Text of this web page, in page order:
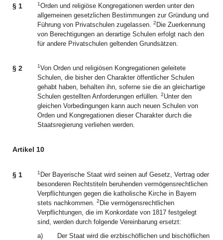
§ 1 1Orden und religiöse Kongregationen werden unter den
allgemeinen gesetzlichen Bestimmungen zur Gründung und
Führung von Privatschulen zugelassen. 2 Die Zuerkennung
von Berechtigungen an derartige Schulen erfolgt nach den
für andere Privatschulen geltenden Grundsätzen.
§ 2 1Von Orden und religiösen Kongregationen geleitete
Schulen, die bisher den Charakter öffentlicher Schulen
gehabt haben, behalten ihn, soferne sie die an gleichartige
Schulen gestellten Anforderungen erfüllen. 2Unter den
gleichen Vorbedingungen kann auch neuen Schulen von
Orden und Kongregationen dieser Charakter durch die
Staatsregierung verliehen werden.
Artikel 10
§ 1 1 Der Bayerische Staat wird seinen auf Gesetz, Vertrag oder
besonderen Rechtstiteln beruhenden vermögensrechtlichen
Verpflichtungen gegen die katholische Kirche in Bayern
stets nachkommen. 2 Die vermögensrechtlichen
Verpflichtungen, die im Konkordate von 1817 festgelegt
sind, werden durch folgende Vereinbarung ersetzt:
a)
Der Staat wird die erzbischöflichen und bischöflichen